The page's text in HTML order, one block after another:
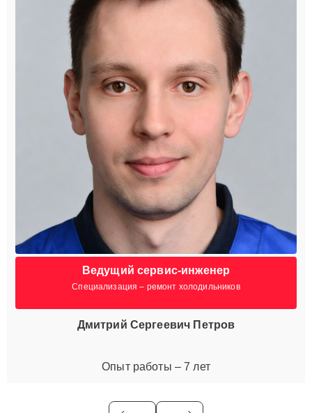
Ведущий сервис-инженер
Специализация – ремонт холодильников
Дмитрий Сергеевич Петров
Опыт работы – 7 лет